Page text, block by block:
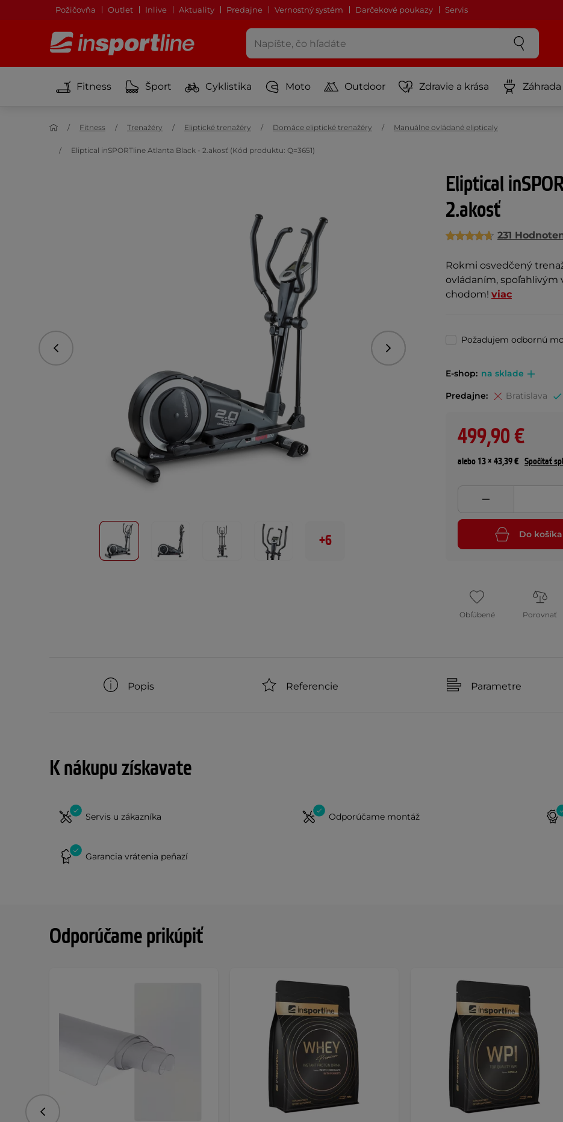
Požičovňa Outlet Inlive Aktuality Predajne Vernostný systém Darčekové poukazy Servis
Fitness Šport Cyklistika Moto Outdoor Zdravie a krása Záhrada
Fitness Trenažéry Eliptické trenažéry Domáce eliptické trenažéry Manuálne ovládané elipticaly
Eliptical inSPORTline Atlanta Black - 2.akosť (Kód produktu: Q=3651)
Eliptical
2.akosť
231
Rokmi osvedčený
ovládaním,
chodom! viac
Predchádzajúce Nasledujúce
+6
Požadujem odbornú
E-shop: na sklade
Predajne: Bratislava
499,90 €
alebo 13 × 43,39 € Spočítať
Do košíka
Obľúbené Porovnať
Popis Referencie Parametre
K nákupu získavate
Servis u zákazníka Odporúčame montáž
Garancia vrátenia peňazí
Odporúčame prikúpiť
Predchádzajúce